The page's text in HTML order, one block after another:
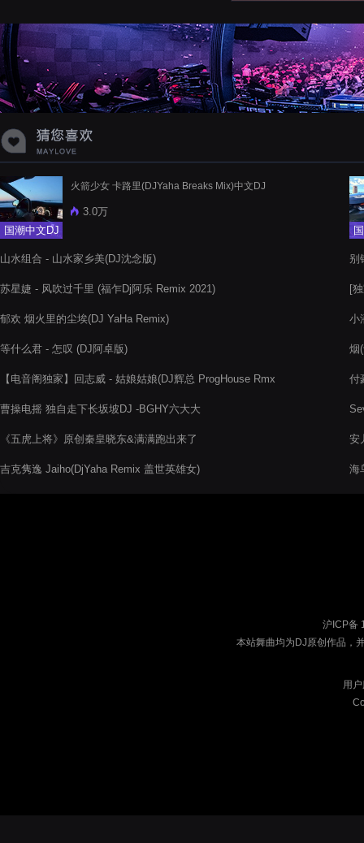
蝉爸爸妈妈爱存在夏天的风是想你的
声音啊
国潮中文DJ
火箭少女 卡路里(DJYaha Breaks Mix)中文DJ
3.0万
山水组合 - 山水家乡美(DJ沈念版)
苏星婕 - 风吹过千里 (福乍Dj阿乐 Remix 2021)
郁欢 烟火里的尘埃(DJ YaHa Remix)
等什么君 - 怎叹 (DJ阿卓版)
【电音阁独家】回志威 - 姑娘姑娘(DJ辉总 ProgHouse Rmx
曹操电摇 独自走下长坂坡DJ -BGHY六大大
《五虎上将》原创秦皇晓东&满满跑出来了
吉克隽逸 Jaiho(DjYaha Remix 盖世英雄女)
别
[
小
烟
付
安
海
沪ICP备
本站舞曲均为DJ原创作品，
用